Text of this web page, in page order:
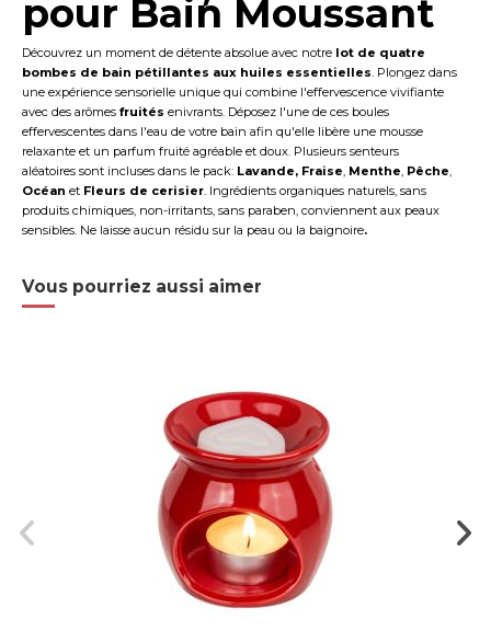
pour Bain Moussant
Découvrez un moment de détente absolue avec notre lot de quatre
bombes de bain pétillantes aux huiles essentielles. Plongez dans
une expérience sensorielle unique qui combine l'effervescence vivifiante
avec des arômesfruités enivrants. Déposez l'une de ces boules
effervescentes dans l'eau de votre bain afin qu'elle libère une mousse
relaxante et un parfum fruité agréable et doux. Plusieurs senteurs
aléatoires sont incluses dans le pack: Lavande, Fraise, Menthe, Pêche,
Océan et Fleurs de cerisier. Ingrédients organiques naturels, sans
produits chimiques, non-irritants, sans paraben, conviennent aux peaux
sensibles. Ne laisse aucun résidu sur la peau ou la baignoire.
Vous pourriez aussi aimer